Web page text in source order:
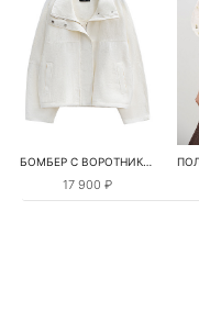
БОМБЕР С ВОРОТНИКОМ-СТОЙКОЙ
17 900 ₽